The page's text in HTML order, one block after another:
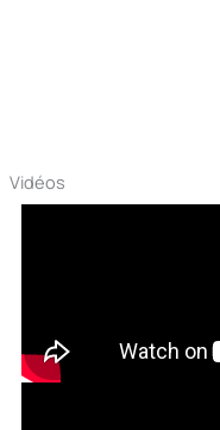
Vidéos